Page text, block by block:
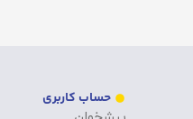
حساب کاربری